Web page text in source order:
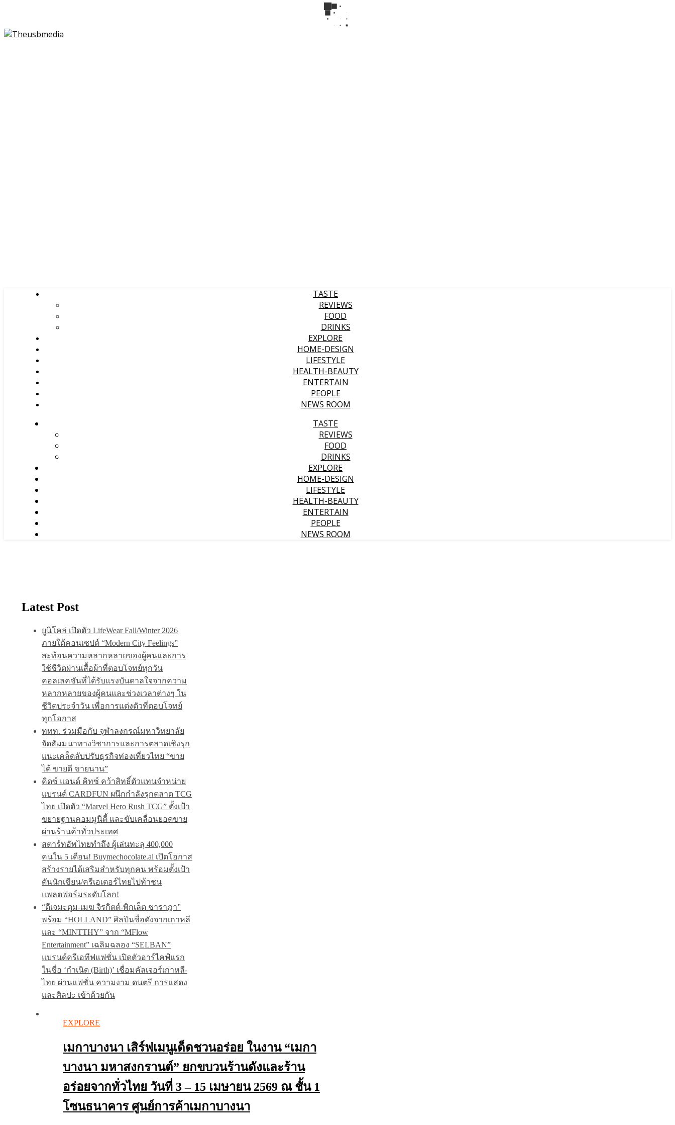
TASTE
REVIEWS
FOOD
DRINKS
EXPLORE
HOME-DESIGN
LIFESTYLE
HEALTH-BEAUTY
ENTERTAIN
PEOPLE
NEWS ROOM
TASTE
REVIEWS
FOOD
DRINKS
EXPLORE
HOME-DESIGN
LIFESTYLE
HEALTH-BEAUTY
ENTERTAIN
PEOPLE
NEWS ROOM
Latest Post
ยูนิโคล่ เปิดตัว LifeWear Fall/Winter 2026
ภายใต้คอนเซปต์ “Modern City Feelings”
สะท้อนความหลากหลายของผู้คนและการ
ใช้ชีวิตผ่านเสื้อผ้าที่ตอบโจทย์ทุกวัน
คอลเลคชันที่ได้รับแรงบันดาลใจจากความ
หลากหลายของผู้คนและช่วงเวลาต่างๆ ใน
ชีวิตประจำวัน เพื่อการแต่งตัวที่ตอบโจทย์
ทุกโอกาส
ททท. ร่วมมือกับ จุฬาลงกรณ์มหาวิทยาลัย
จัดสัมมนาทางวิชาการและการตลาดเชิงรุก
แนะเคล็ดลับปรับธุรกิจท่องเที่ยวไทย “ขาย
ได้ ขายดี ขายนาน”
คิดซ์ แอนด์ คิทซ์ คว้าสิทธิ์ตัวแทนจำหน่าย
แบรนด์ CARDFUN ผนึกกำลังรุกตลาด TCG
ไทย เปิดตัว “Marvel Hero Rush TCG” ตั้งเป้า
ขยายฐานคอมมูนิตี้ และขับเคลื่อนยอดขาย
ผ่านร้านค้าทั่วประเทศ
สตาร์ทอัพไทยทำถึง ผู้เล่นทะลุ 400,000
คนใน 5 เดือน! Buymechocolate.ai เปิดโอกาส
สร้างรายได้เสริมสำหรับทุกคน พร้อมตั้งเป้า
ดันนักเขียน/ครีเอเตอร์ไทยไปท้าชน
แพลตฟอร์มระดับโลก!
“ดีเจมะตูม-เมฆ จิรกิตต์-พิกเล็ต ชาราฎา”
พร้อม “HOLLAND” ศิลปินชื่อดังจากเกาหลี
และ “MINTTHY” จาก “MFlow
Entertainment” เฉลิมฉลอง “SELBAN”
แบรนด์ครีเอทีฟแฟชั่น เปิดตัวอาร์ไคฟ์แรก
ในชื่อ ‘กำเนิด (Birth)’ เชื่อมคัลเจอร์เกาหลี-
ไทย ผ่านแฟชั่น ความงาม ดนตรี การแสดง
และศิลปะ เข้าด้วยกัน
EXPLORE
เมกาบางนา เสิร์ฟเมนูเด็ดชวนอร่อย ในงาน “เมกา
บางนา มหาสงกรานต์” ยกขบวนร้านดังและร้าน
อร่อยจากทั่วไทย วันที่ 3 – 15 เมษายน 2569 ณ ชั้น 1
โซนธนาคาร ศูนย์การค้าเมกาบางนา